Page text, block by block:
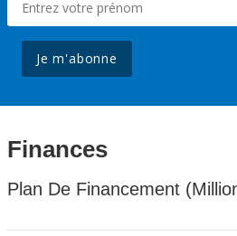
Je m'abonne
Finances
Plan De Financement